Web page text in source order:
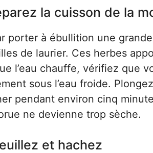
la cuisson de la
porter à ébullition une
de laurier. Ces herbes
l’eau chauffe, vérifiez que
sous l’eau froide.
pendant environ cinq
ne devienne trop sèche.
et hachez